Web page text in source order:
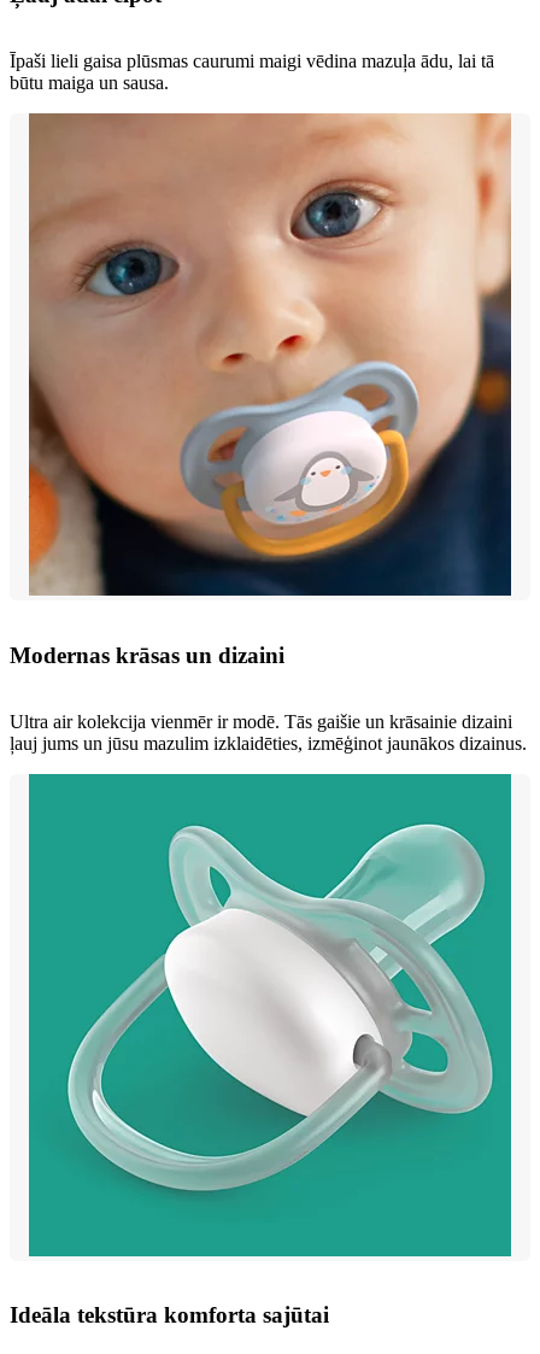
Īpaši lieli gaisa plūsmas caurumi maigi vēdina mazuļa ādu, lai tā
būtu maiga un sausa.
Modernas krāsas un dizaini
Ultra air kolekcija vienmēr ir modē. Tās gaišie un krāsainie dizaini
ļauj jums un jūsu mazulim izklaidēties, izmēģinot jaunākos dizainus.
Ideāla tekstūra komforta sajūtai